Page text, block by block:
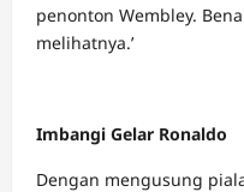
penonton Wembley.
melihatnya.’
Imbangi Gelar Ronaldo
Dengan mengusung